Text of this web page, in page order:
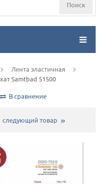
Поиск
Лента эластичная
Samtbad 51500
В сравнение
следующий товар